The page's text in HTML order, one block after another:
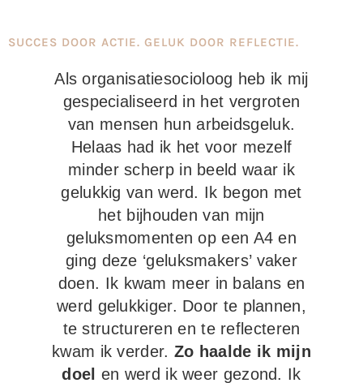
SUCCES DOOR ACTIE. GELUK DOOR REFLECTIE.
Als organisatiesocioloog heb ik mij
gespecialiseerd in het vergroten
van mensen hun arbeidsgeluk.
Helaas had ik het voor mezelf
minder scherp in beeld waar ik
gelukkig van werd. Ik begon met
het bijhouden van mijn
geluksmomenten op een A4 en
ging deze ‘geluksmakers’ vaker
doen. Ik kwam meer in balans en
werd gelukkiger. Door te plannen,
te structureren en te reflecteren
kwam ik verder. Zo haalde ik mijn
doel en werd ik weer gezond. Ik